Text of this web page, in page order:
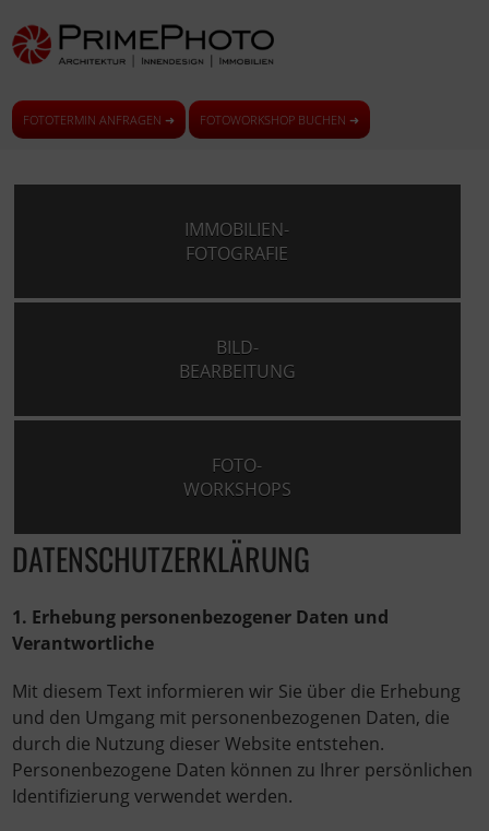
FOTOTERMIN ANFRAGEN ➜ FOTOWORKSHOP BUCHEN ➜
IMMOBILIEN-
FOTOGRAFIE
BILD-
BEARBEITUNG
FOTO-
WORKSHOPS
DATENSCHUTZERKLÄRUNG
1. Erhebung personenbezogener Daten und
Verantwortliche
Mit diesem Text informieren wir Sie über die Erhebung
und den Umgang mit personenbezogenen Daten, die
durch die Nutzung dieser Website entstehen.
Personenbezogene Daten können zu Ihrer persönlichen
Identifizierung verwendet werden.